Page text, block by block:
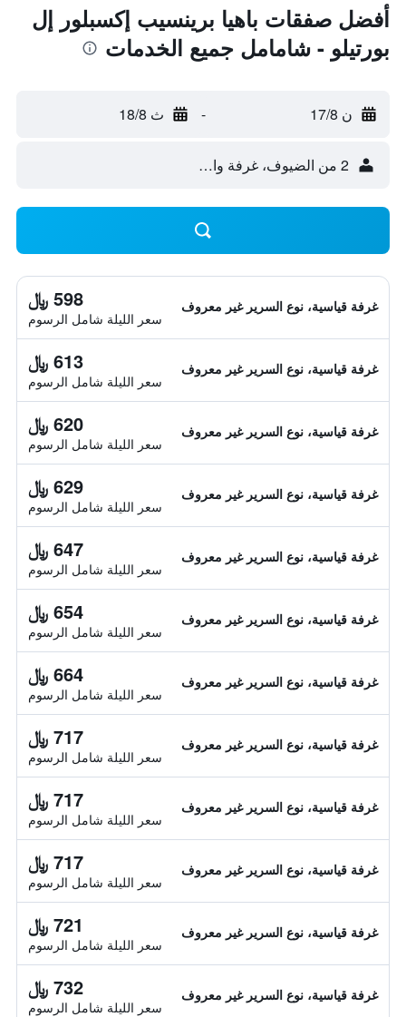
أفضل صفقات باهيا برينسيب إكسبلور إل
بورتيلو - شامامل جميع الخدمات
ن 17/8 - ث 18/8
2 من الضيوف، غرفة واحدة
غرفة قياسية، نوع السرير غير معروف 598 ﷼
سعر الليلة شامل الرسوم
غرفة قياسية، نوع السرير غير معروف 613 ﷼
سعر الليلة شامل الرسوم
غرفة قياسية، نوع السرير غير معروف 620 ﷼
سعر الليلة شامل الرسوم
غرفة قياسية، نوع السرير غير معروف 629 ﷼
سعر الليلة شامل الرسوم
غرفة قياسية، نوع السرير غير معروف 647 ﷼
سعر الليلة شامل الرسوم
غرفة قياسية، نوع السرير غير معروف 654 ﷼
سعر الليلة شامل الرسوم
غرفة قياسية، نوع السرير غير معروف 664 ﷼
سعر الليلة شامل الرسوم
غرفة قياسية، نوع السرير غير معروف 717 ﷼
سعر الليلة شامل الرسوم
غرفة قياسية، نوع السرير غير معروف 717 ﷼
سعر الليلة شامل الرسوم
غرفة قياسية، نوع السرير غير معروف 717 ﷼
سعر الليلة شامل الرسوم
غرفة قياسية، نوع السرير غير معروف 721 ﷼
سعر الليلة شامل الرسوم
غرفة قياسية، نوع السرير غير معروف 732 ﷼
سعر الليلة شامل الرسوم